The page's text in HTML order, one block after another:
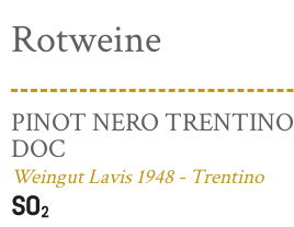
Rotweine
PINOT NERO TRENTINO
DOC
Weingut Lavis 1948 - Trentino